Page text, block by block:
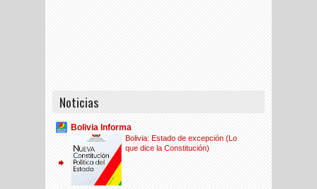
Noticias
Bolivia Informa
Bolivia: Estado de excepción (Lo
que dice la Constitución)